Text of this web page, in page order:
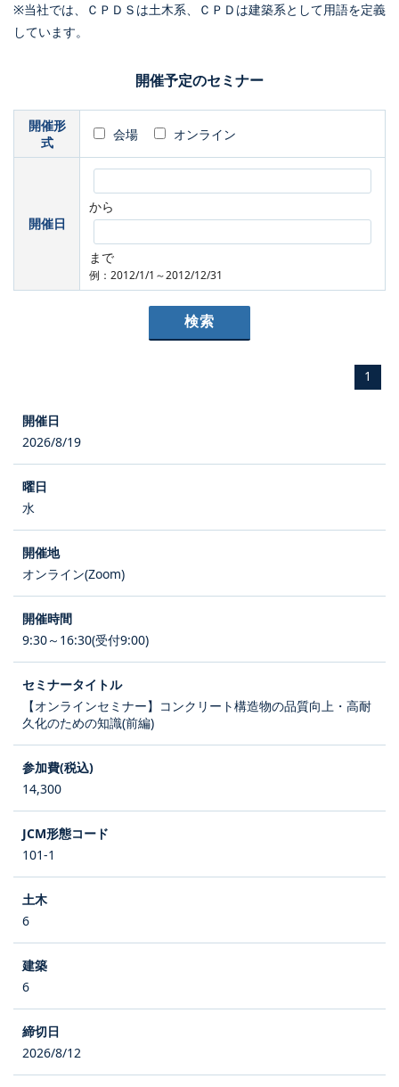
※当社では、ＣＰＤＳは土木系、ＣＰＤは建築系として用語を定義
しています。
開催予定のセミナー
開催形
式
会場 オンライン
開催日
から
まで
例：2012/1/1～2012/12/31
1
2026/8/19
水
オンライン(Zoom)
9:30～16:30(受付9:00)
【オンラインセミナー】コンクリート構造物の品質向上・高耐
久化のための知識(前編)
14,300
101-1
6
6
2026/8/12